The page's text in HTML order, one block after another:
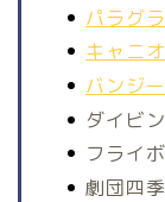
パラグ
キャニ
バンジ
ダイビ
フライ
劇団四